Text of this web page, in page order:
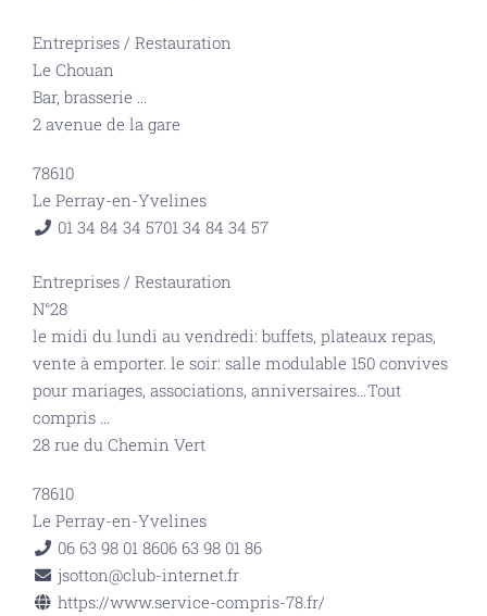
Entreprises / Restauration
Le Chouan
Bar, brasserie ...
2 avenue de la gare
78610
Le Perray-en-Yvelines
01 34 84 34 5701 34 84 34 57
Entreprises / Restauration
N°28
le midi du lundi au vendredi: buffets, plateaux repas,
vente à emporter. le soir: salle modulable 150 convives
pour mariages, associations, anniversaires…Tout
compris ...
28 rue du Chemin Vert
78610
Le Perray-en-Yvelines
06 63 98 01 8606 63 98 01 86
jsotton@club-internet.fr
https://www.service-compris-78.fr/